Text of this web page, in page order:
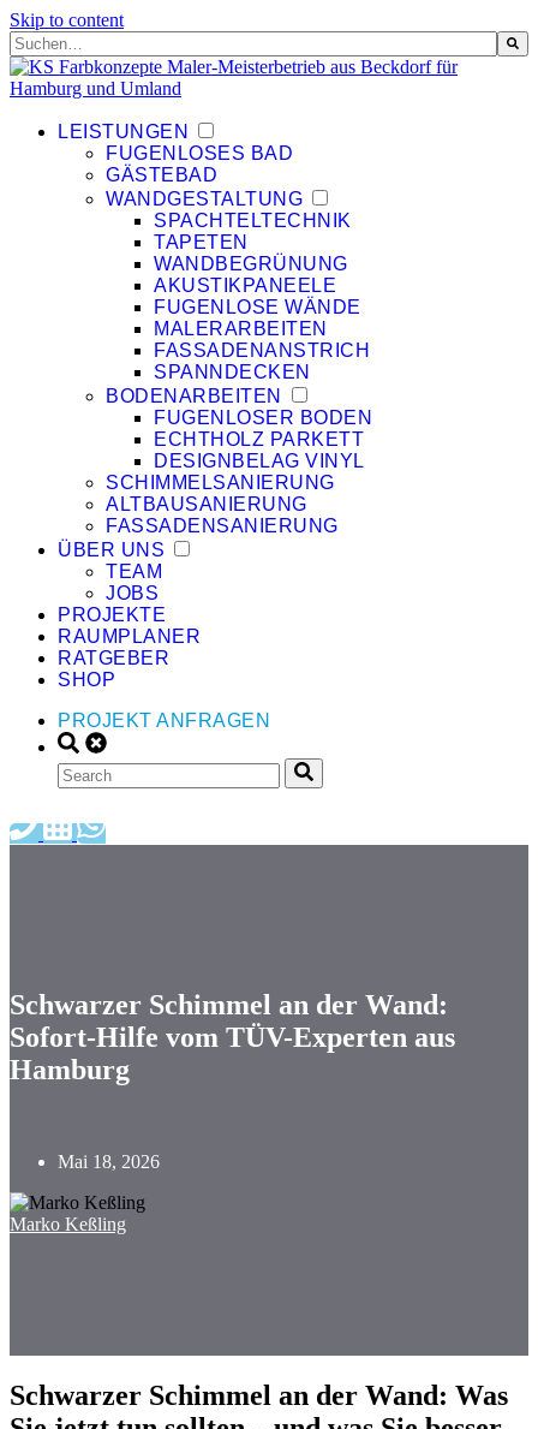
Skip to content
Dies ist ein Suchfeld mit einer automatischen Vorschlagsfunktion.
Es gibt keine Vorschläge, da das Suchfeld leer ist.
LEISTUNGEN
FUGENLOSES BAD
GÄSTEBAD
WANDGESTALTUNG
SPACHTELTECHNIK
TAPETEN
WANDBEGRÜNUNG
AKUSTIKPANEELE
FUGENLOSE WÄNDE
MALERARBEITEN
FASSADENANSTRICH
SPANNDECKEN
BODENARBEITEN
FUGENLOSER BODEN
ECHTHOLZ PARKETT
DESIGNBELAG VINYL
SCHIMMELSANIERUNG
ALTBAUSANIERUNG
FASSADENSANIERUNG
ÜBER UNS
TEAM
JOBS
PROJEKTE
RAUMPLANER
RATGEBER
SHOP
PROJEKT ANFRAGEN
Schwarzer Schimmel an der Wand:
Sofort-Hilfe vom TÜV-Experten aus
Hamburg
Mai 18, 2026
Marko Keßling
Schwarzer Schimmel an der Wand: Was